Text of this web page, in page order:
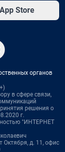
App Store
органов
в сфере связи,
решения о
г.
"ИНТЕРНЕТ
Октября, д. 11, офис